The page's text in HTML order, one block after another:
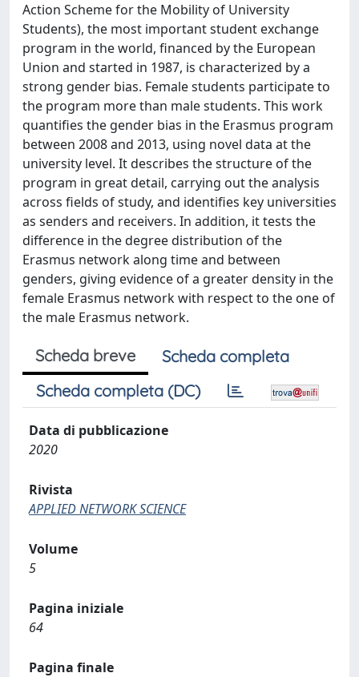
Action Scheme for the Mobility of University
Students), the most important student exchange
program in the world, financed by the European
Union and started in 1987, is characterized by a
strong gender bias. Female students participate to
the program more than male students. This work
quantifies the gender bias in the Erasmus program
between 2008 and 2013, using novel data at the
university level. It describes the structure of the
program in great detail, carrying out the analysis
across fields of study, and identifies key universities
as senders and receivers. In addition, it tests the
difference in the degree distribution of the
Erasmus network along time and between
genders, giving evidence of a greater density in the
female Erasmus network with respect to the one of
the male Erasmus network.
Scheda breve
Scheda completa
Scheda completa (DC)
Data di pubblicazione
2020
Rivista
APPLIED NETWORK SCIENCE
Volume
5
Pagina iniziale
64
Pagina finale